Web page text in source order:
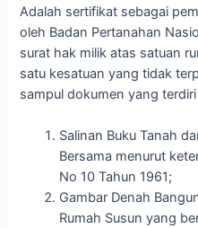
Adalah sertifikat sebagai
oleh Badan Pertanahan
surat hak milik atas satuan
satu kesatuan yang tidak
sampul dokumen yang terdiri
Salinan Buku Tanah
Bersama menurut
No 10 Tahun 1961;
Gambar Denah
Rumah Susun yang